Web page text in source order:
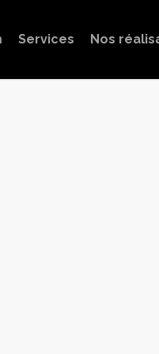
Services Nos